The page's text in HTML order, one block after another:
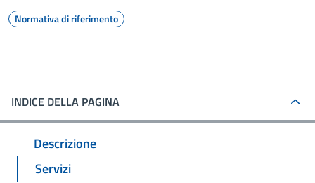
Normativa di riferimento
INDICE DELLA PAGINA
Descrizione
Servizi